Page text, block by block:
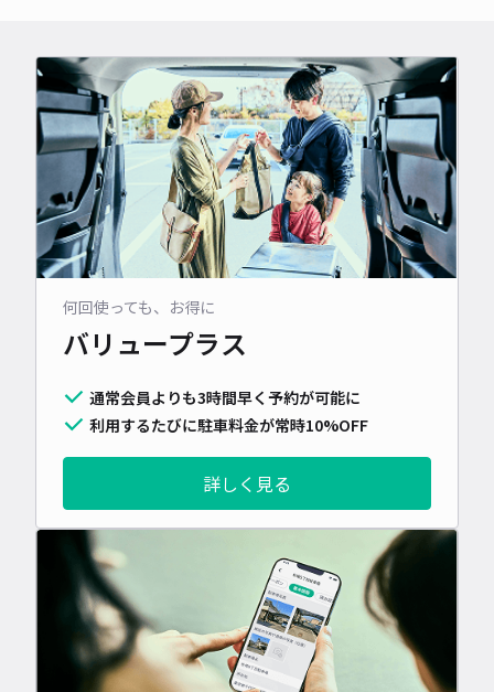
何回使っても、お得に
バリュープラス
通常会員よりも3時間早く予約が可能に
利用するたびに駐車料金が常時10%OFF
詳しく見る